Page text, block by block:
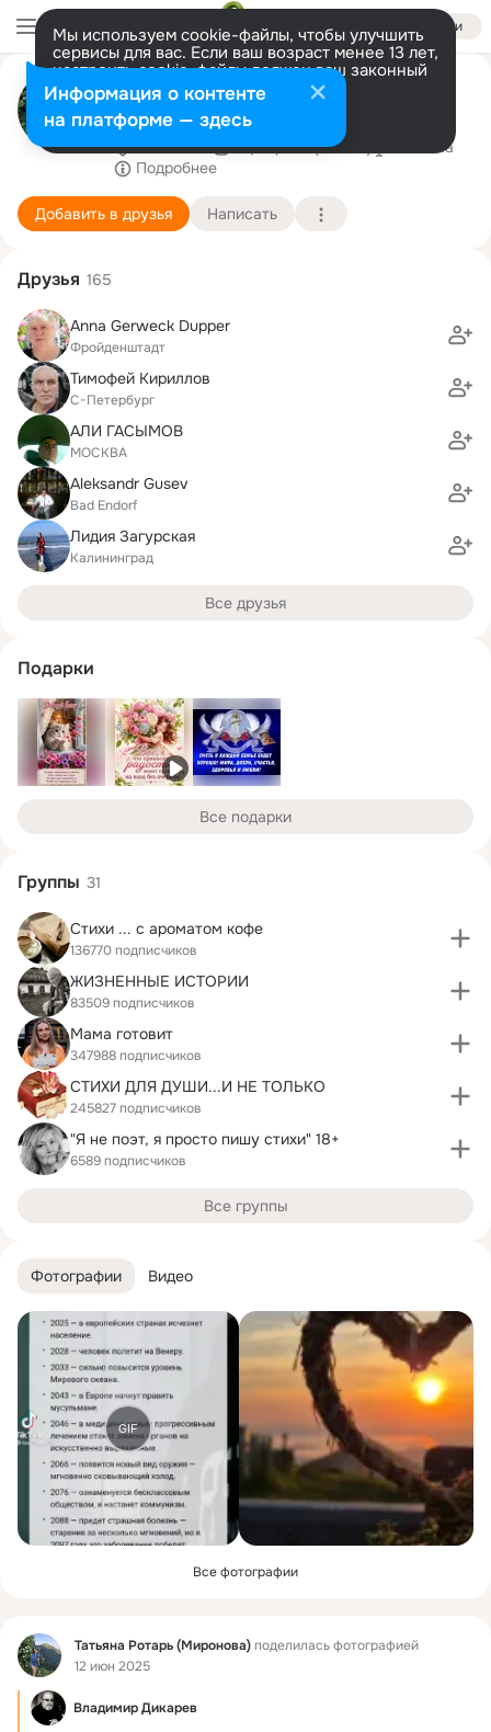
Войти
Мы используем cookie-файлы, чтобы улучшить
сервисы для вас. Если ваш возраст менее 13 лет,
настроить cookie-файлы должен ваш законный
представитель. Больше информации
Разрешить все Настроить
Татьяна Ротарь (Миронова)
http://tatjana.rotar7.de/
Rosenheim
7 февраля (58 лет)
4 школа
Подробнее
Добавить в друзья Написать
Фотографии Видео
GIF
Все фотографии
Фид Татьяна Ротарь (Миронова)поделилась фотографией
12 июн 2025
Владимир Дикарев
Друзья 165
Anna Gerweck Dupper
Фройденштадт
Тимофей Кириллов
С-Петербург
АЛИ ГАСЫМОВ
МОСКВА
Aleksandr Gusev
Bad Endorf
Лидия Загурская
Калининград
Все друзья
Подарки
Все подарки
Группы 31
Стихи ... с ароматом кофе
136770 подписчиков
ЖИЗНЕННЫЕ ИСТОРИИ
83509 подписчиков
Мама готовит
347988 подписчиков
СТИХИ ДЛЯ ДУШИ...И НЕ ТОЛЬКО
245827 подписчиков
"Я не поэт, я просто пишу стихи" 18+
6589 подписчиков
Все группы
Информация о контенте
на платформе — здесь